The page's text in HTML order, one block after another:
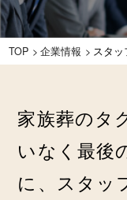
TOP 企業情報 スタ
家族葬のタ
いなく最後
に、スタッ